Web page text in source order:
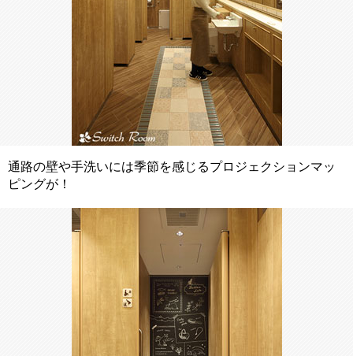
通路の壁や手洗いには季節を感じるプロジェクションマッ
ピングが！